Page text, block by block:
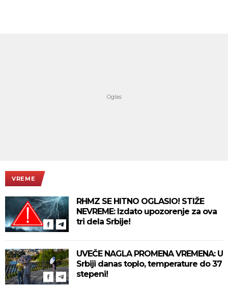
VREME
RHMZ SE HITNO OGLASIO! STIŽE
NEVREME: Izdato upozorenje za ova
tri dela Srbije!
UVEČE NAGLA PROMENA VREMENA: U
Srbiji danas toplo, temperature do 37
stepeni!